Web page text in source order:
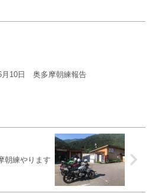
月10日 奥多摩朝練報告
朝練やります